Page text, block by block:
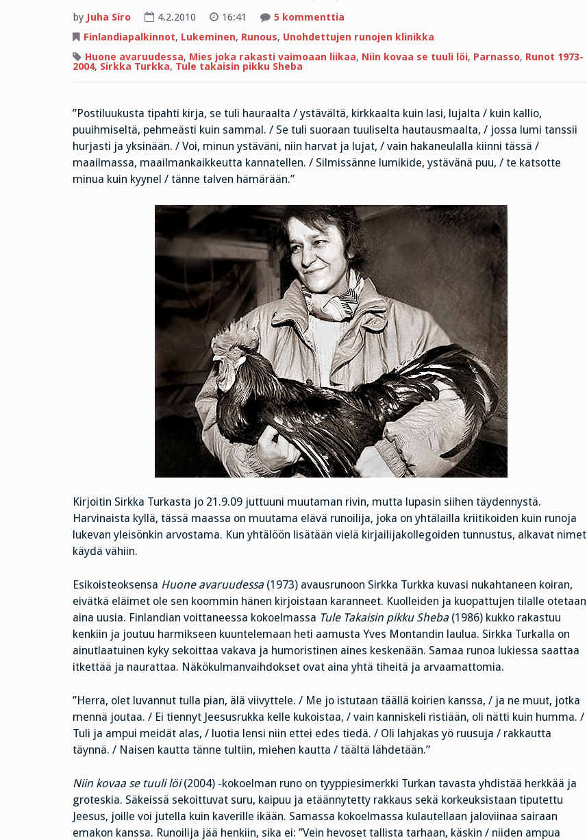
by Juha Siro 4.2.2010 16:41 5 kommenttiaartikkeliin
hautoja,
kukkoja
ja
kiroilevia
Finlandiapalkinnot, Lukeminen, Runous, Unohdettujen runojen klinikka
Huone avaruudessa, Mies joka rakasti vaimoaan liikaa, Niin kovaa se tuuli löi, Parnasso, Runot 1973-
2004, Sirkka Turkka, Tule takaisin pikku Sheba
”Postiluukusta tipahti kirja, se tuli hauraalta / ystävältä, kirkkaalta kuin lasi, lujalta / kuin kallio,
puuihmiseltä, pehmeästi kuin sammal. / Se tuli suoraan tuuliselta hautausmaalta, / jossa lumi tanssii
hurjasti ja yksinään. / Voi, minun ystäväni, niin harvat ja lujat, / vain hakaneulalla kiinni tässä /
maailmassa, maailmankaikkeutta kannatellen. / Silmissänne lumikide, ystävänä puu, / te katsotte
minua kuin kyynel / tänne talven hämärään.”
Kirjoitin Sirkka Turkasta jo 21.9.09 juttuuni muutaman rivin, mutta lupasin siihen täydennystä.
Harvinaista kyllä, tässä maassa on muutama elävä runoilija, joka on yhtälailla kriitikoiden kuin runoja
lukevan yleisönkin arvostama. Kun yhtälöön lisätään vielä kirjailijakollegoiden tunnustus, alkavat nimet
käydä vähiin.
Esikoisteoksensa Huone avaruudessa(1973) avausrunoon Sirkka Turkka kuvasi nukahtaneen koiran,
eivätkä eläimet ole sen koommin hänen kirjoistaan karanneet. Kuolleiden ja kuopattujen tilalle otetaan
aina uusia. Finlandian voittaneessa kokoelmassa Tule Takaisin pikku Sheba(1986) kukko rakastuu
kenkiin ja joutuu harmikseen kuuntelemaan heti aamusta Yves Montandin laulua. Sirkka Turkalla on
ainutlaatuinen kyky sekoittaa vakava ja humoristinen aines keskenään. Samaa runoa lukiessa saattaa
itkettää ja naurattaa. Näkökulmanvaihdokset ovat aina yhtä tiheitä ja arvaamattomia.
”Herra, olet luvannut tulla pian, älä viivyttele. / Me jo istutaan täällä koirien kanssa, / ja ne muut, jotka
mennä joutaa. / Ei tiennyt Jeesusrukka kelle kukoistaa, / vain kanniskeli ristiään, oli nätti kuin humma. /
Tuli ja ampui meidät alas, / luotia lensi niin ettei edes tiedä. / Oli lahjakas yö ruusuja / rakkautta
täynnä. / Naisen kautta tänne tultiin, miehen kautta / täältä lähdetään.”
Niin kovaa se tuuli löi(2004) -kokoelman runo on tyyppiesimerkki Turkan tavasta yhdistää herkkää ja
groteskia. Säkeissä sekoittuvat suru, kaipuu ja etäännytetty rakkaus sekä korkeuksistaan tiputettu
Jeesus, joille voi jutella kuin kaverille ikään. Samassa kokoelmassa kulautellaan jaloviinaa sairaan
emakon kanssa. Runoilija jää henkiin, sika ei: ”Vein hevoset tallista tarhaan, käskin / niiden ampua